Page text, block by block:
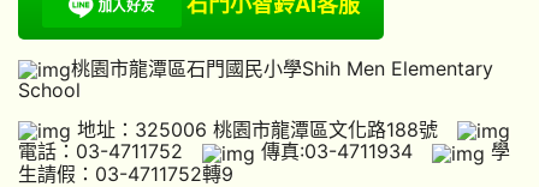
桃園市龍潭區石門國民小學Shih Men Elementary
School
地址：325006 桃園市龍潭區文化路188號
電話：03-4711752
傳真:03-4711934
學
生請假：03-4711752轉9